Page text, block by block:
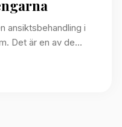
ansiktsbehandling i
Det är en av de…